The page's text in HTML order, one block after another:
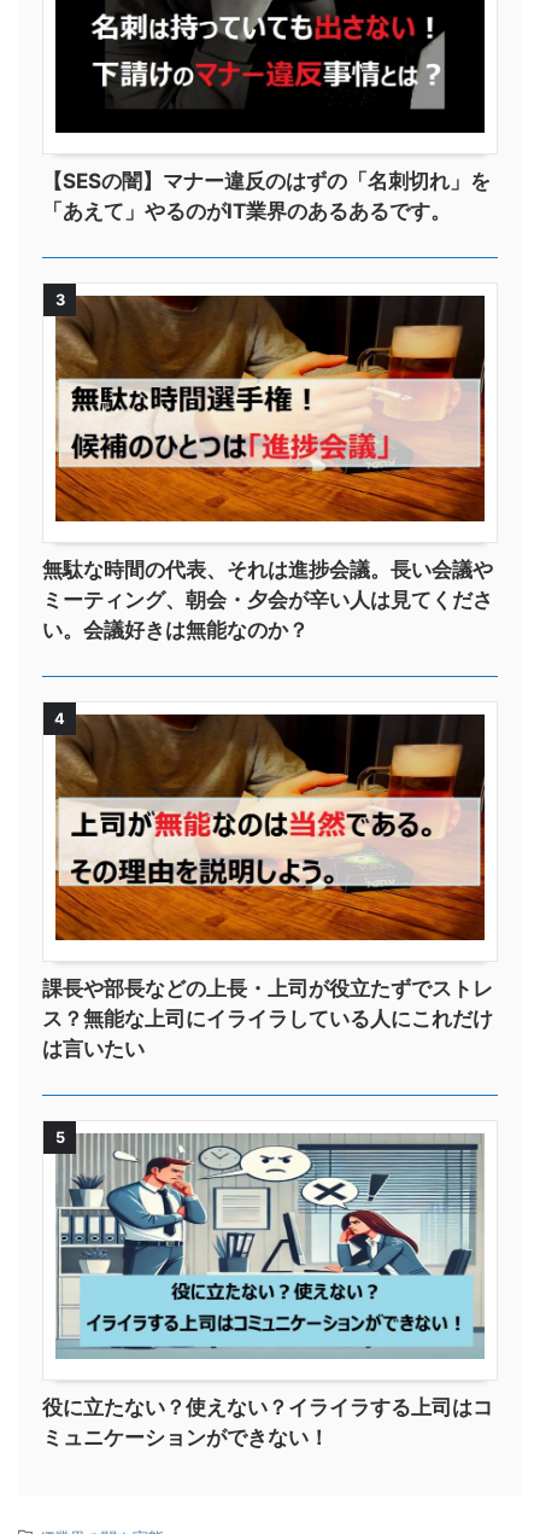
【SESの闇】マナー違反のはずの「名刺切れ」を
「あえて」やるのがIT業界のあるあるです。
3
無駄な時間の代表、それは進捗会議。長い会議や
ミーティング、朝会・夕会が辛い人は見てくださ
い。会議好きは無能なのか？
4
課長や部長などの上長・上司が役立たずでストレ
ス？無能な上司にイライラしている人にこれだけ
は言いたい
5
役に立たない？使えない？イライラする上司はコ
ミュニケーションができない！